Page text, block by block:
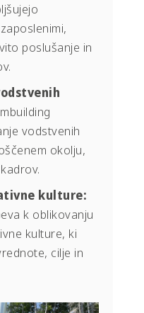
poslušanje in
vodstvenih
okolju,
kulture:
k oblikovanju
kulture, ki
cilje in